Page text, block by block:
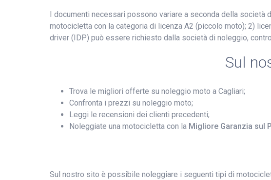
I documenti necessari possono variare a seconda della
motocicletta con la categoria di licenza A2 (piccolo moto); 2)
driver (IDP) può essere richiesto dalla società di noleggio,
Sul
Trova le migliori offerte su noleggio moto a Cagliari;
Confronta i prezzi su noleggio moto;
Leggi le recensioni dei clienti precedenti;
Noleggiate una motocicletta con la Migliore Garanzia sul
Sul nostro sito è possibile noleggiare i seguenti tipi di